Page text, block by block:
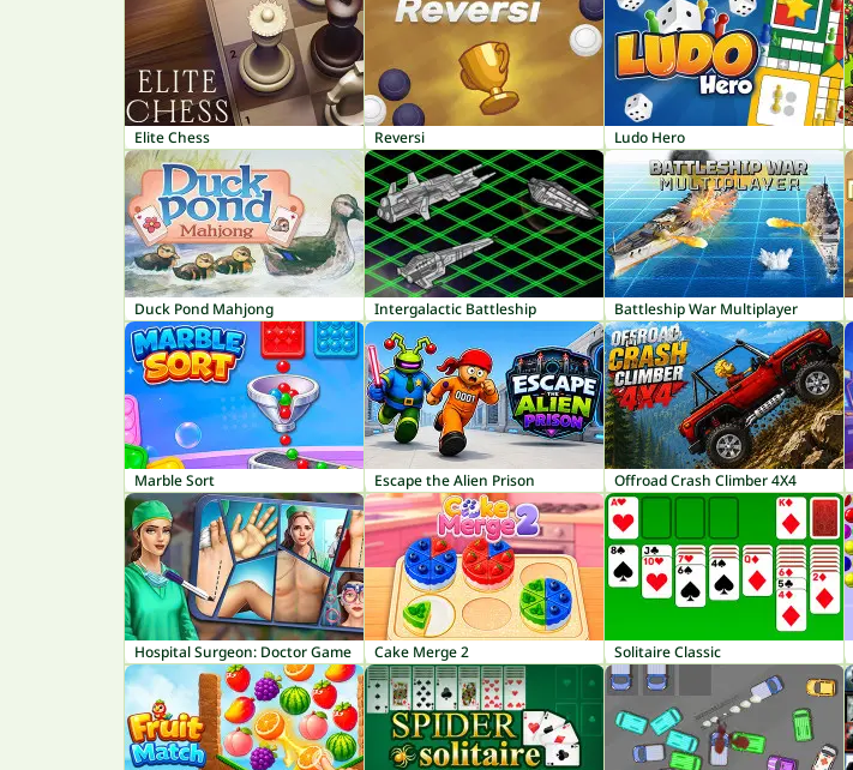
Elite Chess Reversi Ludo Hero
Duck Pond Mahjong Intergalactic Battleship Battleship War Multiplayer
Marble Sort Escape the Alien Prison Offroad Crash Climber 4X4
Hospital Surgeon: Doctor Game Cake Merge 2 Solitaire Classic